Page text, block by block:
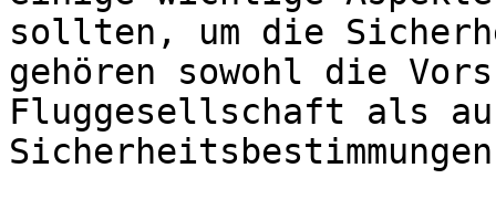
sollten, um die
gehören sowohl die
Fluggesellschaft als